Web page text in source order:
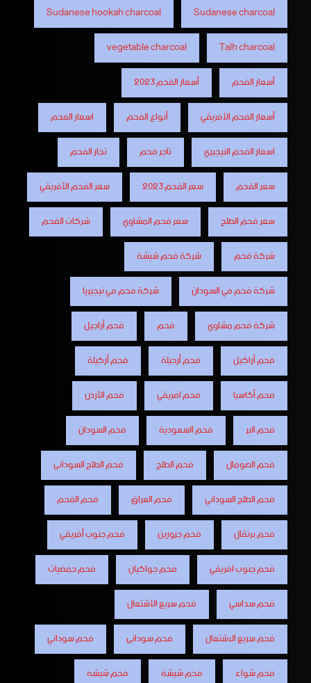
Sudanese charcoal
Sudanese hookah charcoal
Talh charcoal
vegetable charcoal
أسعار الفحم
أسعار الفحم 2023
أسعار الفحم الأفريقي
أنواع الفحم
اسعار الفحم
اسعار الفحم النيجيري
تاجر فحم
تجار الفحم
سعر الفحم
سعر الفحم 2023
سعر الفحم الأفريقي
سعر فحم الطلح
سعر فحم المشاوي
شركات الفحم
شركة فحم
شركة فحم شيشة
شركة فحم في السودان
شركة فحم في نيجيريا
شركة فحم مشاوي
فحم
فحم أراجيل
فحم أراكيل
فحم أرجيلة
فحم أركيلة
فحم أكاسيا
فحم افريقي
فحم الأردن
فحم البر
فحم السعودية
فحم السودان
فحم الصومال
فحم الطلح
فحم الطلح السودانى
فحم الطلح السوداني
فحم العراق
فحم الفحم
فحم برتقال
فحم جزورين
فحم جنوب أفريقي
فحم جنوب افريقي
فحم جواكيان
فحم حمضيات
فحم سداسي
فحم سريع الأشتعال
فحم سريع الاشتعال
فحم سودانى
فحم سوداني
فحم شواء
فحم شيشة
فحم شيشه